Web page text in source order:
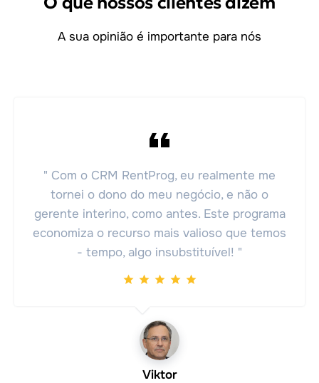
A sua opinião é importante para nós
" Com o CRM RentProg, eu realmente me
tornei o dono do meu negócio, e não o
gerente interino, como antes. Este programa
economiza o recurso mais valioso que temos
- tempo, algo insubstituível! "
Viktor